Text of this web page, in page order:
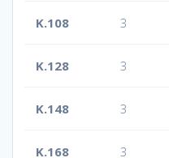
K.108 3
K.128 3
K.148 3
K.168 3